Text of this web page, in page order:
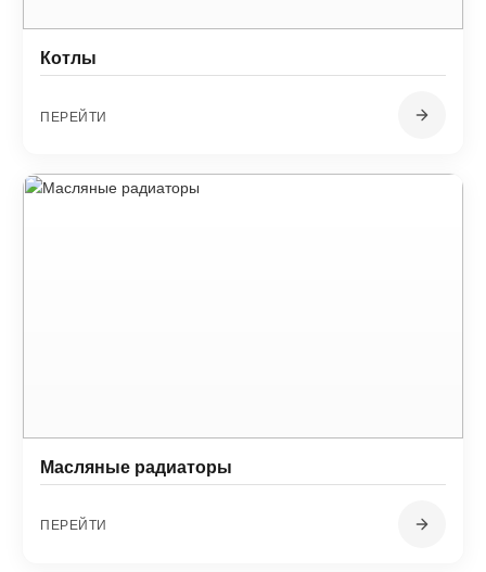
Котлы
ПЕРЕЙТИ
Масляные радиаторы
ПЕРЕЙТИ